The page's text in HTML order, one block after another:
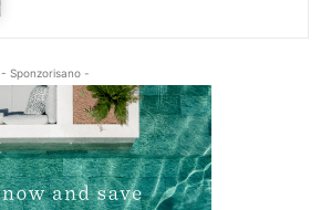
- Sponzorisano -